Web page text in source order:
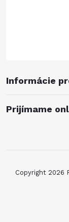
Informácie
Prijímame
Copyright 2026